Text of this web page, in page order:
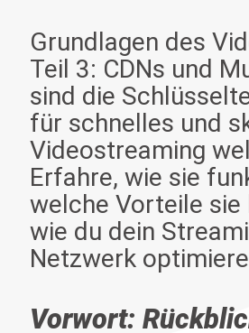
Grundlagen des
Teil 3: CDNs und
sind die
für schnelles und
Videostreaming
Erfahre, wie sie
welche Vorteile sie
wie du dein
Netzwerk
Vorwort: